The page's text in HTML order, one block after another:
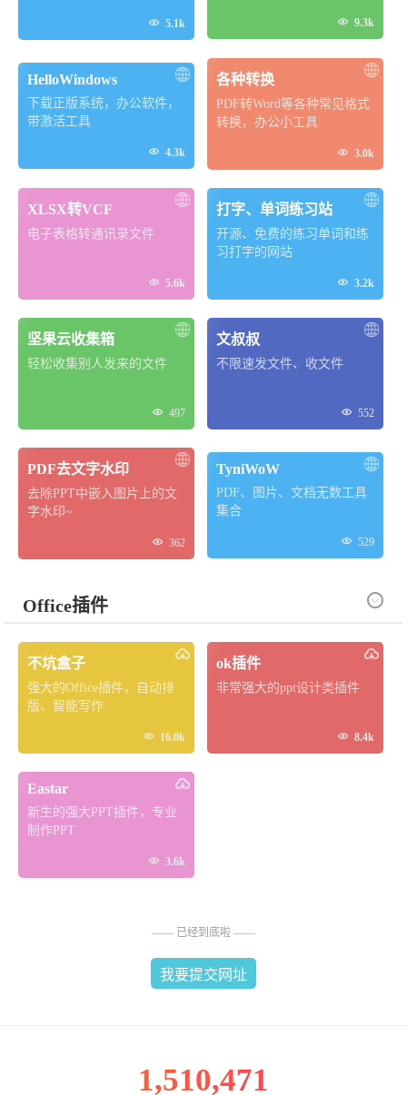
 5.1k  9.3k
HelloWindows
下载正版系统，办公软件，
带激活工具
 4.3k
各种转换
PDF转Word等各种常见格式
转换，办公小工具
 3.0k
XLSX转VCF
电子表格转通讯录文件
 5.6k
打字、单词练习站
开源、免费的练习单词和练
习打字的网站
 3.2k
坚果云收集箱
轻松收集别人发来的文件
 497
文叔叔
不限速发文件、收文件
 552
PDF去文字水印
去除PPT中嵌入图片上的文
字水印~
 362
TyniWoW
PDF、图片、文档无数工具
集合
 529
Office插件 
不坑盒子
强大的Office插件，自动排
版、智能写作
 16.0k
ok插件
非常强大的ppt设计类插件
 8.4k
Eastar
新生的强大PPT插件，专业
制作PPT
 3.6k
—— 已经到底啦 ——
我要提交网址
1,510,471